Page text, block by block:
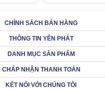
minh nạp nhanh trong 1
đại, Kumisai KMS 502 luôn đi
thông minh. Bộ phận này
Công suất 1000W, thời gian
suất 2000W, thời gian sạc chỉ
CHÍNH SÁCH BÁN HÀNG
THÔNG TIN YÊN PHÁT
DANH MỤC SẢN PHẨM
CHẤP NHẬN THANH TOÁN
KẾT NỐI VỚI CHÚNG TÔI